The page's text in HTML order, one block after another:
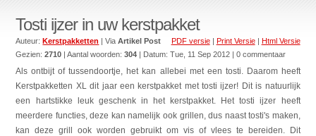
Tosti ijzer in uw kerstpakket
PDF versie| Print Versie| Html Versie
Auteur:Kerstpakketten | ViaArtikel Post
Gezien:2710 | Aantal woorden:304 | Datum:Tue, 11 Sep 2012 | 0 commentaar
Als ontbijt of tussendoortje, het kan allebei met een tosti. Daarom heeft
Kerstpakketten XL dit jaar een kerstpakket met tosti ijzer! Dit is natuurlijk
een hartstikke leuk geschenk in het kerstpakket. Het tosti ijzer heeft
meerdere functies, deze kan namelijk ook grillen, dus naast tosti's maken,
kan deze grill ook worden gebruikt om vis of vlees te bereiden. Dit